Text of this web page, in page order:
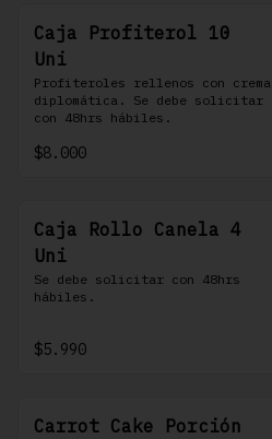
Caja Profiterol 10
Uni
Profiteroles rellenos con crema
diplomática. Se debe solicitar
con 48hrs hábiles.
$8.000
Caja Rollo Canela 4
Uni
Se debe solicitar con 48hrs
hábiles.
$5.990
Carrot Cake Porción